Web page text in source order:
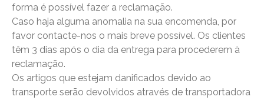
forma é possível fazer a reclamação.
Caso haja alguma anomalia na sua encomenda, por
favor contacte-nos o mais breve possível. Os clientes
têm 3 dias após o dia da entrega para procederem à
reclamação.
Os artigos que estejam danificados devido ao
transporte serão devolvidos através de transportadora